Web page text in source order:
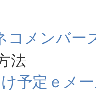
コメンバー
法
け予定ｅメ